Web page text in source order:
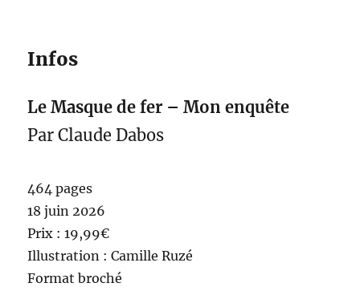
Infos
Le Masque de fer – Mon enquête
Par Claude Dabos
464 pages
18 juin 2026
Prix : 19,99€
Illustration : Camille Ruzé
Format broché